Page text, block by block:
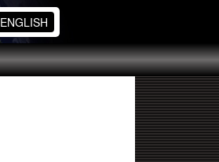
ENGLISH